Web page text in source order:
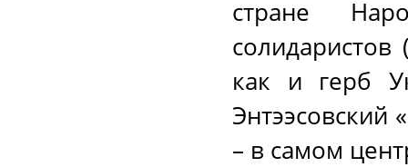
стране
как и герб
Энтээсовский
– в самом